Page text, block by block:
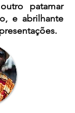
patamar
e abrilhante